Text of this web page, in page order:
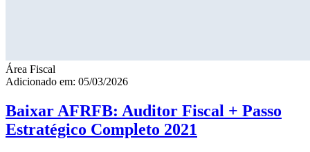
Área Fiscal
Adicionado em: 05/03/2026
Baixar AFRFB: Auditor Fiscal + Passo
Estratégico Completo 2021